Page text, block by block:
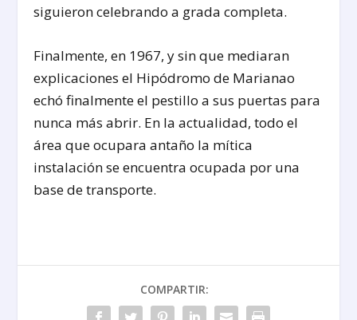
siguieron celebrando a grada completa.
Finalmente, en 1967, y sin que mediaran
explicaciones el Hipódromo de Marianao
echó finalmente el pestillo a sus puertas para
nunca más abrir. En la actualidad, todo el
área que ocupara antaño la mítica
instalación se encuentra ocupada por una
base de transporte.
COMPARTIR: